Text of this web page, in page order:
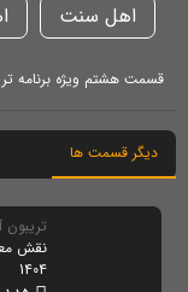
اهل سنت
قسمت هشتم ویژه برنامه
دیگر قسمت ها
تریبون
1404